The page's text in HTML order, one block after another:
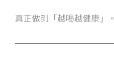
真正做到「越喝越健康」。